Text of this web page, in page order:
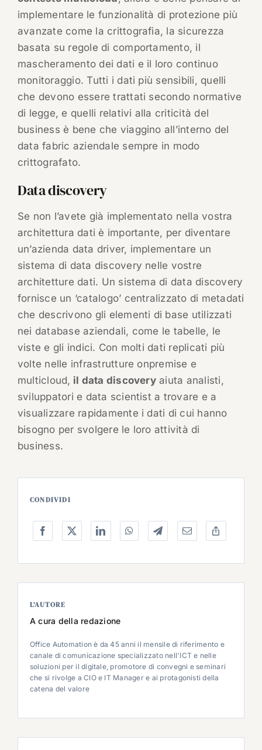
implementare le funzionalità di protezione più
avanzate come la crittografia, la sicurezza
basata su regole di comportamento, il
mascheramento dei dati e il loro continuo
monitoraggio. Tutti i dati più sensibili, quelli
che devono essere trattati secondo normative
di legge, e quelli relativi alla criticità del
business è bene che viaggino all’interno del
data fabric aziendale sempre in modo
crittografato.
Data discovery
Se non l’avete già implementato nella vostra
architettura dati è importante, per diventare
un’azienda data driver, implementare un
sistema di data discovery nelle vostre
architetture dati. Un sistema di data discovery
fornisce un ‘catalogo’ centralizzato di metadati
che descrivono gli elementi di base utilizzati
nei database aziendali, come le tabelle, le
viste e gli indici. Con molti dati replicati più
volte nelle infrastrutture onpremise e
multicloud, il data discoveryaiuta analisti,
sviluppatori e data scientist a trovare e a
visualizzare rapidamente i dati di cui hanno
bisogno per svolgere le loro attività di
business.
CONDIVIDI
L’AUTORE
A cura della redazione
Office Automation è da 45 anni il mensile di riferimento e
canale di comunicazione specializzato nell'ICT e nelle
soluzioni per il digitale, promotore di convegni e seminari
che si rivolge a CIO e IT Manager e ai protagonisti della
catena del valore